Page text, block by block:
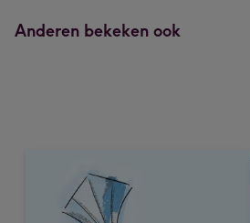
Anderen bekeken ook